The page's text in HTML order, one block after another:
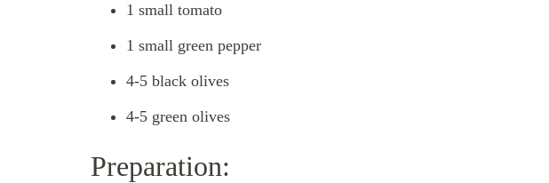
1 small tomato
1 small green pepper
4-5 black olives
4-5 green olives
Preparation: